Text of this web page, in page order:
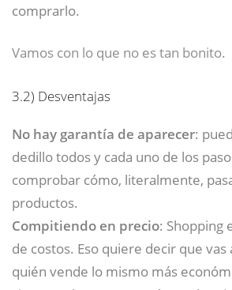
comprarlo.
Vamos con lo que no es tan bonito.
3.2) Desventajas
No hay garantía de aparecer:
dedillo todos y cada uno de los
comprobar cómo, literalmente,
productos.
Compitiendo en precio: Shopping
de costos. Eso quiere decir que
quién vende lo mismo más